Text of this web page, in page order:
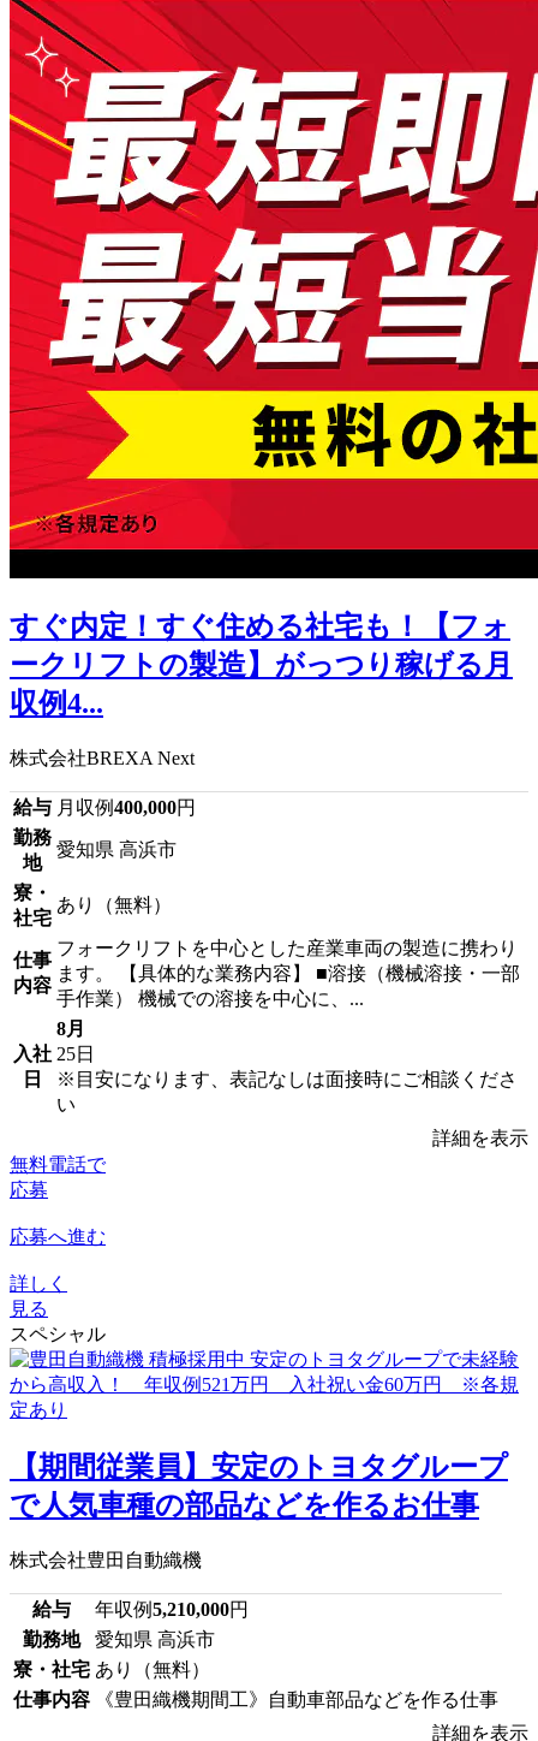
すぐ内定！すぐ住める社宅も！【フォ
ークリフトの製造】がっつり稼げる月
収例4...
株式会社BREXA Next
給与 月収例400,000円
勤務
地
愛知県 高浜市
寮・
社宅
あり（無料）
仕事
内容
フォークリフトを中心とした産業車両の製造に携わり
ます。 【具体的な業務内容】 ■溶接（機械溶接・一部
手作業） 機械での溶接を中心に、...
入社
日
8月
25日
※目安になります、表記なしは面接時にご相談くださ
い
詳細を表示
無料電話で
応募
応募へ進む
詳しく
見る
スペシャル
【期間従業員】安定のトヨタグループ
で人気車種の部品などを作るお仕事
株式会社豊田自動織機
給与 年収例5,210,000円
勤務地
愛知県 高浜市
寮・社宅 あり（無料）
仕事内容
《豊田織機期間工》自動車部品などを作る仕事
詳細を表示